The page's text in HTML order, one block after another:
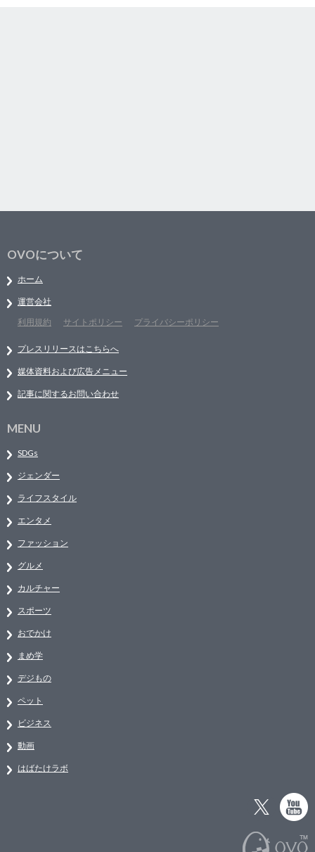
OVOについて
ホーム
運営会社
利用規約
サイトポリシー プライバシーポリシー
プレスリリースはこちらへ
媒体資料および広告メニュー
記事に関するお問い合わせ
MENU
SDGs
ジェンダー
ライフスタイル
エンタメ
ファッション
グルメ
カルチャー
スポーツ
おでかけ
まめ学
デジもの
ペット
ビジネス
動画
はばたけラボ